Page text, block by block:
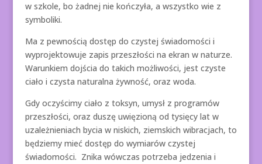
w szkole, bo żadnej nie kończyła, a wszystko wie z
symboliki.
Ma z pewnością dostęp do czystej świadomości i
wyprojektowuje zapis przeszłości na ekran w naturze.
Warunkiem dojścia do takich możliwości, jest czyste
ciało i czysta naturalna żywność, oraz woda.
Gdy oczyścimy ciało z toksyn, umysł z programów
przeszłości, oraz duszę uwięzioną od tysięcy lat w
uzależnieniach bycia w niskich, ziemskich wibracjach, to
będziemy mieć dostęp do wymiarów czystej
świadomości. Znika wówczas potrzeba jedzenia i